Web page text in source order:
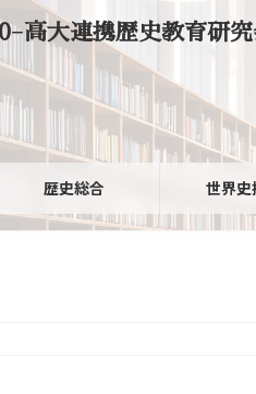
高大連携歴史教育研
歴史総合 世界史